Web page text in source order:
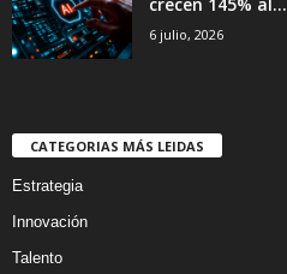
6 julio, 2026
CATEGORIAS MÁS LEIDAS
Estrategia
Innovación
Talento